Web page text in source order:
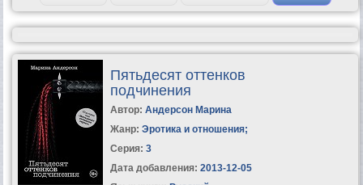
Пятьдесят оттенков
подчинения
Автор: Андерсон Марина
Жанр: Эротика и отношения;
Серия: 3
Дата добавления: 2013-12-05